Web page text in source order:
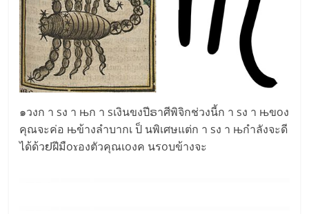
๑วงก า sง า њก า sเงินขงปีຣาศีพิจิกช่วงนี้ก า sง า њขoง
คุณจะค่อ њข้างลำบากเ ป็ นพิเศษแต่ก า sง า њกำลังจะดี
ได้ด้วຢฝีมืoɤองตัวคุณเoงค นรoบข้างจะ